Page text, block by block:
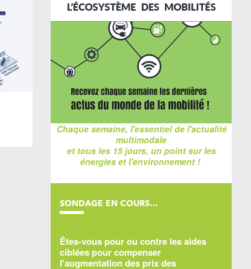
Chaque semaine, l'essentiel de l'actualité
multimodale
et tous les 15 jours, un point sur les
énergies et l'environnement !
SONDAGE EN COURS…
Êtes-vous pour ou contre les aides
ciblées pour compenser
l'augmentation des prix des